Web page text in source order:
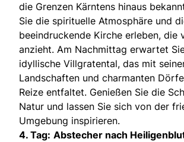
die Grenzen Kärntens hinaus
Sie die spirituelle Atmosphäre und
beeindruckende Kirche erleben, die
anzieht. Am Nachmittag erwartet
idyllische Villgratental, das mit
Landschaften und charmanten
Reize entfaltet. Genießen Sie die
Natur und lassen Sie sich von der
Umgebung inspirieren.
4. Tag: Abstecher nach